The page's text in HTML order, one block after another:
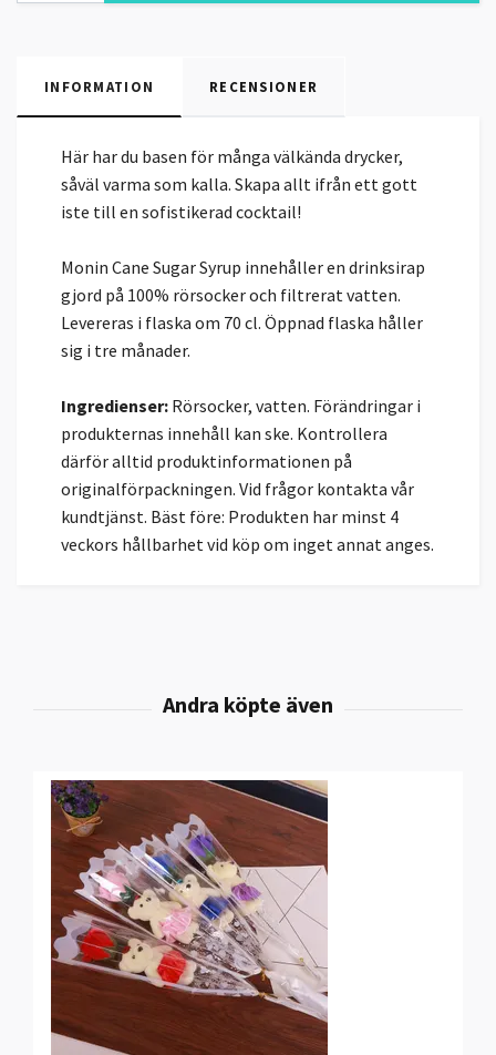
INFORMATION RECENSIONER
Här har du basen för många välkända drycker,
såväl varma som kalla. Skapa allt ifrån ett gott
iste till en sofistikerad cocktail!
Monin Cane Sugar Syrup innehåller en drinksirap
gjord på 100% rörsocker och filtrerat vatten.
Levereras i flaska om 70 cl. Öppnad flaska håller
sig i tre månader.
Ingredienser: Rörsocker, vatten. Förändringar i
produkternas innehåll kan ske. Kontrollera
därför alltid produktinformationen på
originalförpackningen. Vid frågor kontakta vår
kundtjänst. Bäst före: Produkten har minst 4
veckors hållbarhet vid köp om inget annat anges.